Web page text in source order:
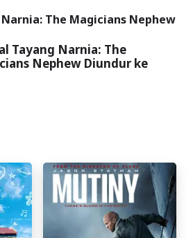
The Magicians Nephew
Tayang Narnia: The
Nephew Diundur ke